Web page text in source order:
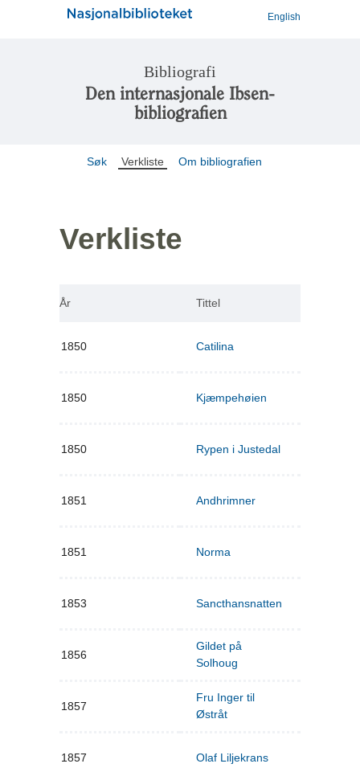
English
Bibliografi
Den internasjonale Ibsen-
bibliografien
Søk Verkliste Om bibliografien
Verkliste
År Tittel
1850 Catilina
1850 Kjæmpehøien
1850 Rypen i Justedal
1851 Andhrimner
1851 Norma
1853 Sancthansnatten
1856
Gildet på
Solhoug
1857
Fru Inger til
Østråt
1857 Olaf Liljekrans